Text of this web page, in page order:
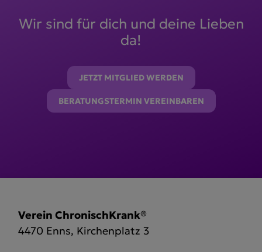
Wir sind für dich und deine Lieben
da!
JETZT MITGLIED WERDEN
BERATUNGSTERMIN VEREINBAREN
Verein ChronischKrank®
4470 Enns, Kirchenplatz 3